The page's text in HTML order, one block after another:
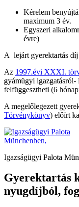
Kérelem
maximum 3 év.
Egyszeri
évre)
A lejárt gyerektartás díj
Az 1997.évi XXXI.
gyámügyi igazgatásról-
felfüggesztheti (6
A megelőlegezett
Törvénykönyv) előírt
Igazságügyi Palota
Gyerektartás
nyugdíjból,